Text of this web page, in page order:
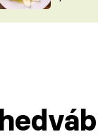
VYCHYTÁVKY